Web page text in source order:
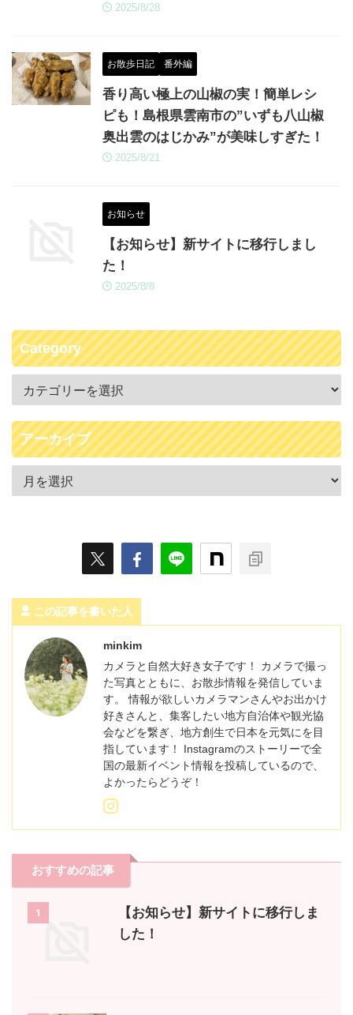
2025/8/28
お散歩日記 番外編
香り高い極上の山椒の実！簡単レシ
ピも！島根県雲南市の”いずも八山椒
奥出雲のはじかみ”が美味しすぎた！
2025/8/21
お知らせ
【お知らせ】新サイトに移行しまし
た！
2025/8/8
Category
アーカイブ
この記事を書いた人
minkim
カメラと自然大好き女子です！ カメラで撮っ
た写真とともに、お散歩情報を発信していま
す。 情報が欲しいカメラマンさんやお出かけ
好きさんと、集客したい地方自治体や観光協
会などを繋ぎ、地方創生で日本を元気にを目
指しています！ Instagramのストーリーで全
国の最新イベント情報を投稿しているので、
よかったらどうぞ！
おすすめの記事
1
【お知らせ】新サイトに移行しま
した！